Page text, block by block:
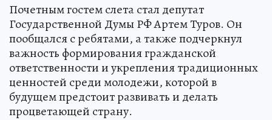
Почетным гостем слета стал депутат
Государственной Думы РФ Артем Туров. Он
пообщался с ребятами, а также подчеркнул
важность формирования гражданской
ответственности и укрепления традиционных
ценностей среди молодежи, которой в
будущем предстоит развивать и делать
процветающей страну.